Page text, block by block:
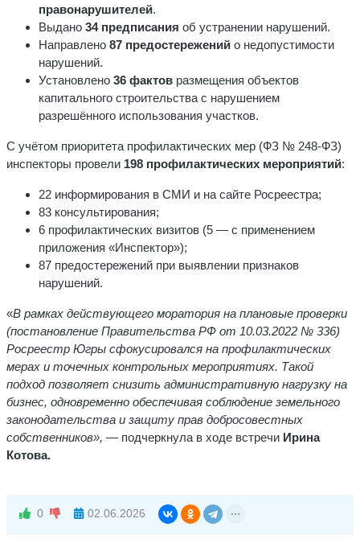
правонарушителей.
Выдано 34 предписания об устранении нарушений.
Направлено 87 предостережений о недопустимости
нарушений.
Установлено 36 фактов размещения объектов
капитального строительства с нарушением
разрешённого использования участков.
С учётом приоритета профилактических мер (ФЗ № 248-ФЗ)
инспекторы провели 198 профилактических мероприятий:
22 информирования в СМИ и на сайте Росреестра;
83 консультирования;
6 профилактических визитов (5 — с применением
приложения «Инспектор»);
87 предостережений при выявлении признаков
нарушений.
«В рамках действующего моратория на плановые проверки
(постановление Правительства РФ от 10.03.2022 № 336)
Росреестр Югры сфокусировался на профилактических
мерах и точечных контрольных мероприятиях. Такой
подход позволяет снизить административную нагрузку на
бизнес, одновременно обеспечивая соблюдение земельного
законодательства и защиту прав добросовестных
собственников», — подчеркнула в ходе встречи Ирина
Котова.
0 02.06.2026